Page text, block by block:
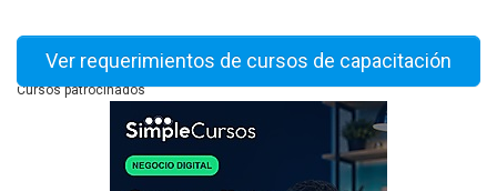
Ver requerimientos de cursos de capacitación
Cursos patrocinados